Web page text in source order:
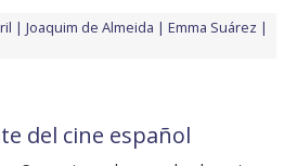
Joaquim de Almeida
Emma Suárez
del cine español